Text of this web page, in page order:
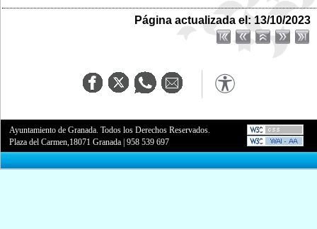
Página actualizada el: 13/10/2023
Ayuntamiento de Granada. Todos los Derechos Reservados.
Plaza del Carmen,18071 Granada |958 539 697